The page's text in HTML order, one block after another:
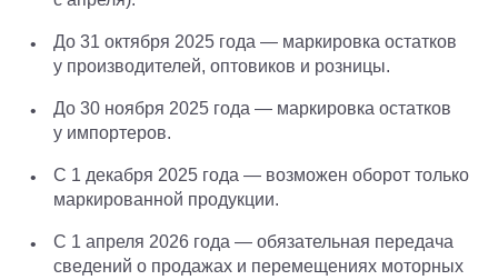
До 31 октября 2025 года — маркировка остатков
у производителей, оптовиков и розницы.
До 30 ноября 2025 года — маркировка остатков
у импортеров.
С 1 декабря 2025 года — возможен оборот только
маркированной продукции.
С 1 апреля 2026 года — обязательная передача
сведений о продажах и перемещениях моторных